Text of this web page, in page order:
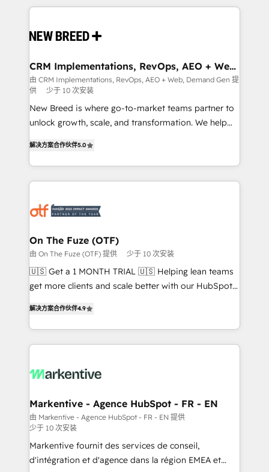
making this the official home for all three brands. 🔄
and system integrations powered by Globalia’s
trainers to drive platform adoption. 📈 Revenue
Generation - Full-funnel marketing and high-
performance advertising via Point Success Media. -
Expert deployment of Breeze AI and custom agents
to automate growth. 🏆 Elite Excellence - 8 platform
expertise. - A team of 250+ experts dedicated to
your resilient growth.
CRM Implementations, RevOps, AEO + Web,
Demand Gen
由 CRM Implementations, RevOps, AEO + Web, Demand Gen 提
供
少于 10 次安装
New Breed is where go-to-market teams partner to
unlock growth, scale, and transformation. We help
customer platform and operationalize HubSpot’s
Loop Marketing framework through expert-led
services, smart agents, and purpose-built apps,
results, fast. ⚙️CRM & RevOps: Align all Hubs to your
🎯Demand Gen & ABM: Drive pipeline with inbound,
ABM, AEO, SEO, & paid media. 👩‍💻Web Design:
Build high-performing websites with UX, messaging,
& conversion strategy that drive results. 🤖AI
AI, & maximize AEO with tailored AI services. 🧩
Integrations: Extend HubSpot with custom
解决方案合作伙伴5.0
On The Fuze (OTF)
由 On The Fuze (OTF) 提供 少于 10 次安装
🇺🇸 Get a 1 MONTH TRIAL 🇺🇸 Helping lean teams
get more clients and scale better with our HubSpot
Work With 🚀 We help lean, growing companies: -
Win more business - Reduce no-shows - Improve
lead & deal conversion rates - Scale with less
What do you get? 🤓 Our client's are too busy to
Personal Consultant + Tech Team to handle the
heavy lifting of mapping out AND building your ideal
system. + Get best practices and 'don't know what
you don't know' recommendations to maximize
conversions! OTF is an Elite Partner (top 1% of
解决方案合作伙伴4.9
Markentive - Agence HubSpot - FR - EN
由 Markentive - Agence HubSpot - FR - EN 提供
少于 10 次安装
Markentive fournit des services de conseil,
d'intégration et d'agence dans la région EMEA et